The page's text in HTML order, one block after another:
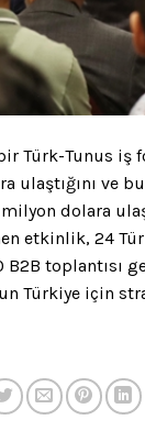
Tunus iş
ulaştığını ve
dolara
etkinlik, 24
toplantısı
Türkiye için